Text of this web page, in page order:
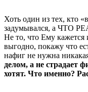
Хоть один из тех, кто
задумывался, а
Не то, что Ему
выгодно, покажу что
нафиг не нужна
делом, а не страдает
хотят. Что именно?